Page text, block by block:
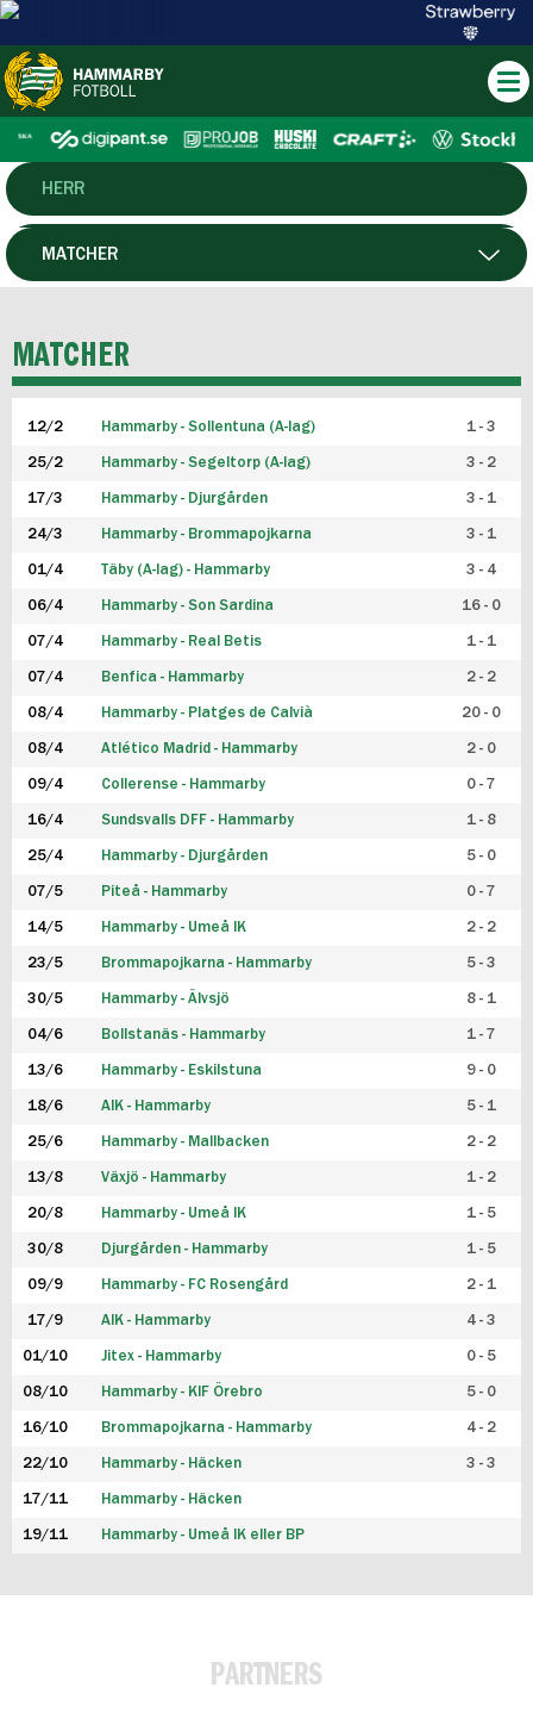
HERR
DAM
P19
F19
FUTSAL HERR
FUTSAL DAM
MATCHER
MATCHER
12/2 Hammarby - Sollentuna (A-lag) 1 - 3
25/2 Hammarby - Segeltorp (A-lag) 3 - 2
17/3 Hammarby - Djurgården 3 - 1
24/3 Hammarby - Brommapojkarna 3 - 1
01/4 Täby (A-lag) - Hammarby 3 - 4
06/4 Hammarby - Son Sardina 16 - 0
07/4 Hammarby - Real Betis 1 - 1
07/4 Benfica - Hammarby 2 - 2
08/4 Hammarby - Platges de Calvià 20 - 0
08/4 Atlético Madrid - Hammarby 2 - 0
09/4 Collerense - Hammarby 0 - 7
16/4 Sundsvalls DFF - Hammarby 1 - 8
25/4 Hammarby - Djurgården 5 - 0
07/5 Piteå - Hammarby 0 - 7
14/5 Hammarby - Umeå IK 2 - 2
23/5 Brommapojkarna - Hammarby 5 - 3
30/5 Hammarby - Älvsjö 8 - 1
04/6 Bollstanäs - Hammarby 1 - 7
13/6 Hammarby - Eskilstuna 9 - 0
18/6 AIK - Hammarby 5 - 1
25/6 Hammarby - Mallbacken 2 - 2
13/8 Växjö - Hammarby 1 - 2
20/8 Hammarby - Umeå IK 1 - 5
30/8 Djurgården - Hammarby 1 - 5
09/9 Hammarby - FC Rosengård 2 - 1
17/9 AIK - Hammarby 4 - 3
01/10 Jitex - Hammarby 0 - 5
08/10 Hammarby - KIF Örebro 5 - 0
16/10 Brommapojkarna - Hammarby 4 - 2
22/10 Hammarby - Häcken 3 - 3
17/11 Hammarby - Häcken
19/11 Hammarby - Umeå IK eller BP
PARTNERS